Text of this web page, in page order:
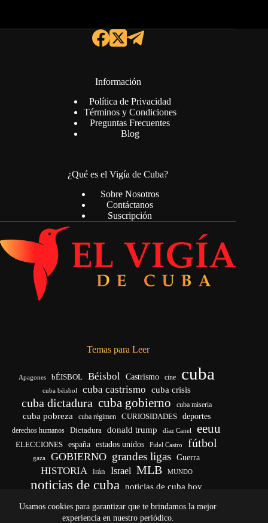
Usamos cookies para garantizar que te brindamos la mejor
experiencia en nuestro periódico.
Información
Política de Privacidad
Términos y Condiciones
Preguntas Frecuentes
Blog
¿Qué es el Vigía de Cuba?
Sobre Nosotros
Contáctanos
Suscripción
Temas para Leer
Apagones bÉISBOL Béisbol Castrismo cine cuba
cuba béisbol cuba castrismo cuba crisis
cuba dictadura cuba gobierno cuba miseria
cuba pobreza cuba régimen CURIOSIDADES deportes
derechos humanos Dictadura donald trump díaz Canel eeuu
ELECCIONES españa estados unidos Fidel Castro fútbol
gaza GOBIERNO grandes ligas Guerra
HISTORIA irán Israel MLB MUNDO
noticias de cuba
noticias de cuba hoy
vida yankees